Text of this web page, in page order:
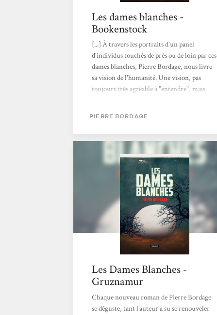
Les dames blanches -
Bookenstock
[...] À travers les portraits d'un panel
d'individus touchés de près ou de loin par ces
dames blanches, Pierre Bordage, nous livre
sa vision de l'humanité. Une vision, pas
toujours très agréable à "entendre", mais
courrait à sa perte par sa propre faute ? Ces
portraits, ce sont des mères qui perdent leur
enfant, des hommes amenés à combattre ces
dames blanches, d'abord de façon
traditionnelle puis en utilisant des enfants ...
Le comble de l'horreur...
PIERRE BORDAGE
Les Dames Blanches -
Gruznamur
Chaque nouveau roman de Pierre Bordage
se déguste, tant l’auteur a su se renouveler